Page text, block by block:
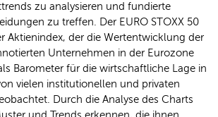
zu analysieren und fundierte
zu treffen. Der EURO STOXX 50
Aktienindex, der die Wertentwicklung der
Unternehmen in der Eurozone
Barometer für die wirtschaftliche Lage in
vielen institutionellen und privaten
Durch die Analyse des Charts